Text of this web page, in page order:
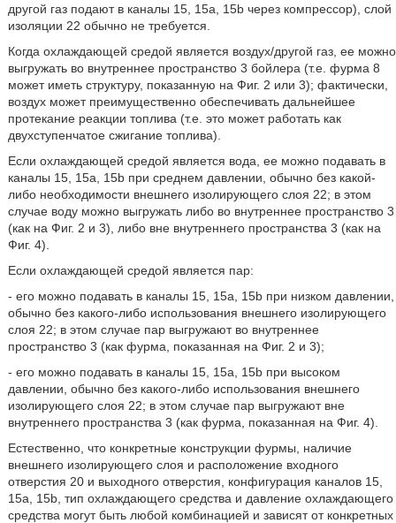
другой газ подают в каналы 15, 15а, 15b через компрессор), слой
изоляции 22 обычно не требуется.
Когда охлаждающей средой является воздух/другой газ, ее можно
выгружать во внутреннее пространство 3 бойлера (т.е. фурма 8
может иметь структуру, показанную на Фиг. 2 или 3); фактически,
воздух может преимущественно обеспечивать дальнейшее
протекание реакции топлива (т.е. это может работать как
двухступенчатое сжигание топлива).
Если охлаждающей средой является вода, ее можно подавать в
каналы 15, 15а, 15b при среднем давлении, обычно без какой-
либо необходимости внешнего изолирующего слоя 22; в этом
случае воду можно выгружать либо во внутреннее пространство 3
(как на Фиг. 2 и 3), либо вне внутреннего пространства 3 (как на
Фиг. 4).
Если охлаждающей средой является пар:
- его можно подавать в каналы 15, 15а, 15b при низком давлении,
обычно без какого-либо использования внешнего изолирующего
слоя 22; в этом случае пар выгружают во внутреннее
пространство 3 (как фурма, показанная на Фиг. 2 и 3);
- его можно подавать в каналы 15, 15а, 15b при высоком
давлении, обычно без какого-либо использования внешнего
изолирующего слоя 22; в этом случае пар выгружают вне
внутреннего пространства 3 (как фурма, показанная на Фиг. 4).
Естественно, что конкретные конструкции фурмы, наличие
внешнего изолирующего слоя и расположение входного
отверстия 20 и выходного отверстия, конфигурация каналов 15,
15а, 15b, тип охлаждающего средства и давление охлаждающего
средства могут быть любой комбинацией и зависят от конкретных